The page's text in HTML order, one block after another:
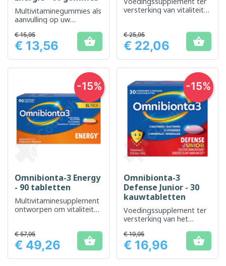
Multivitaminegummies als
aanvulling op uw
Prijs
€ 15,95
€ 13,56 
versterking van vitaliteit
Prijs
€ 25,95
€ 22,06 
Omnibionta-3 Energy
- 90 tabletten
Multivitaminesupplement
ontworpen om vitaliteit
Prijs
€ 57,95
€ 49,26 
-15%
Omnibionta-3
Defense Junior - 30
kauwtabletten
Voedingssupplement ter
versterking van het
kinderen
Prijs
€ 19,95
€ 16,96 
-15%